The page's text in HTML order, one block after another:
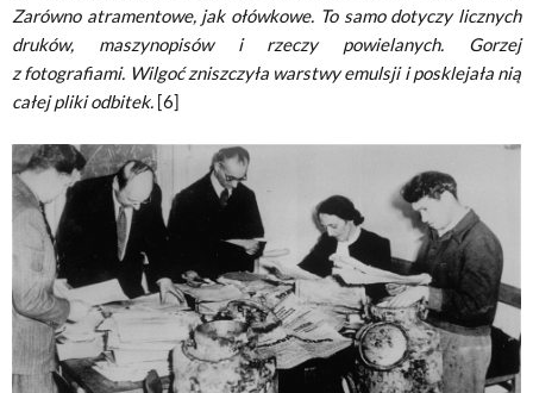
Zarówno atramentowe, jak ołówkowe. To samo dotyczy licznych
druków, maszynopisów i rzeczy powielanych. Gorzej
z fotografiami. Wilgoć zniszczyła warstwy emulsji i posklejała nią
całej pliki odbitek. [6]